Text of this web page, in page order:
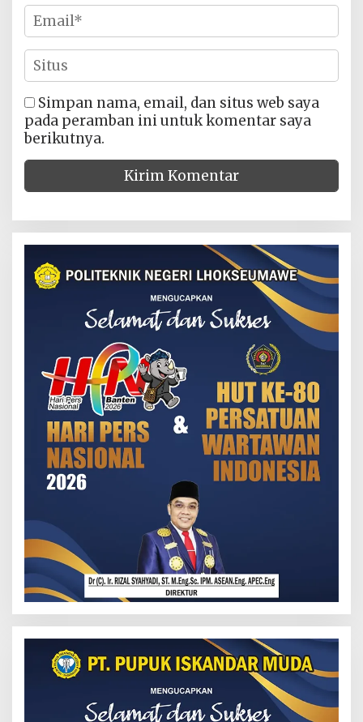
Simpan nama, email, dan situs web saya
pada peramban ini untuk komentar saya
berikutnya.